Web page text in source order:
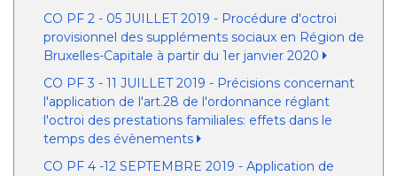
CO PF 2 - 05 JUILLET 2019 - Procédure d'octroi
provisionnel des suppléments sociaux en Région de
Bruxelles-Capitale à partir du 1er janvier 2020
CO PF 3 - 11 JUILLET 2019 - Précisions concernant
l'application de l'art.28 de l'ordonnance réglant
l'octroi des prestations familiales: effets dans le
temps des évènements
CO PF 4 -12 SEPTEMBRE 2019 - Application de